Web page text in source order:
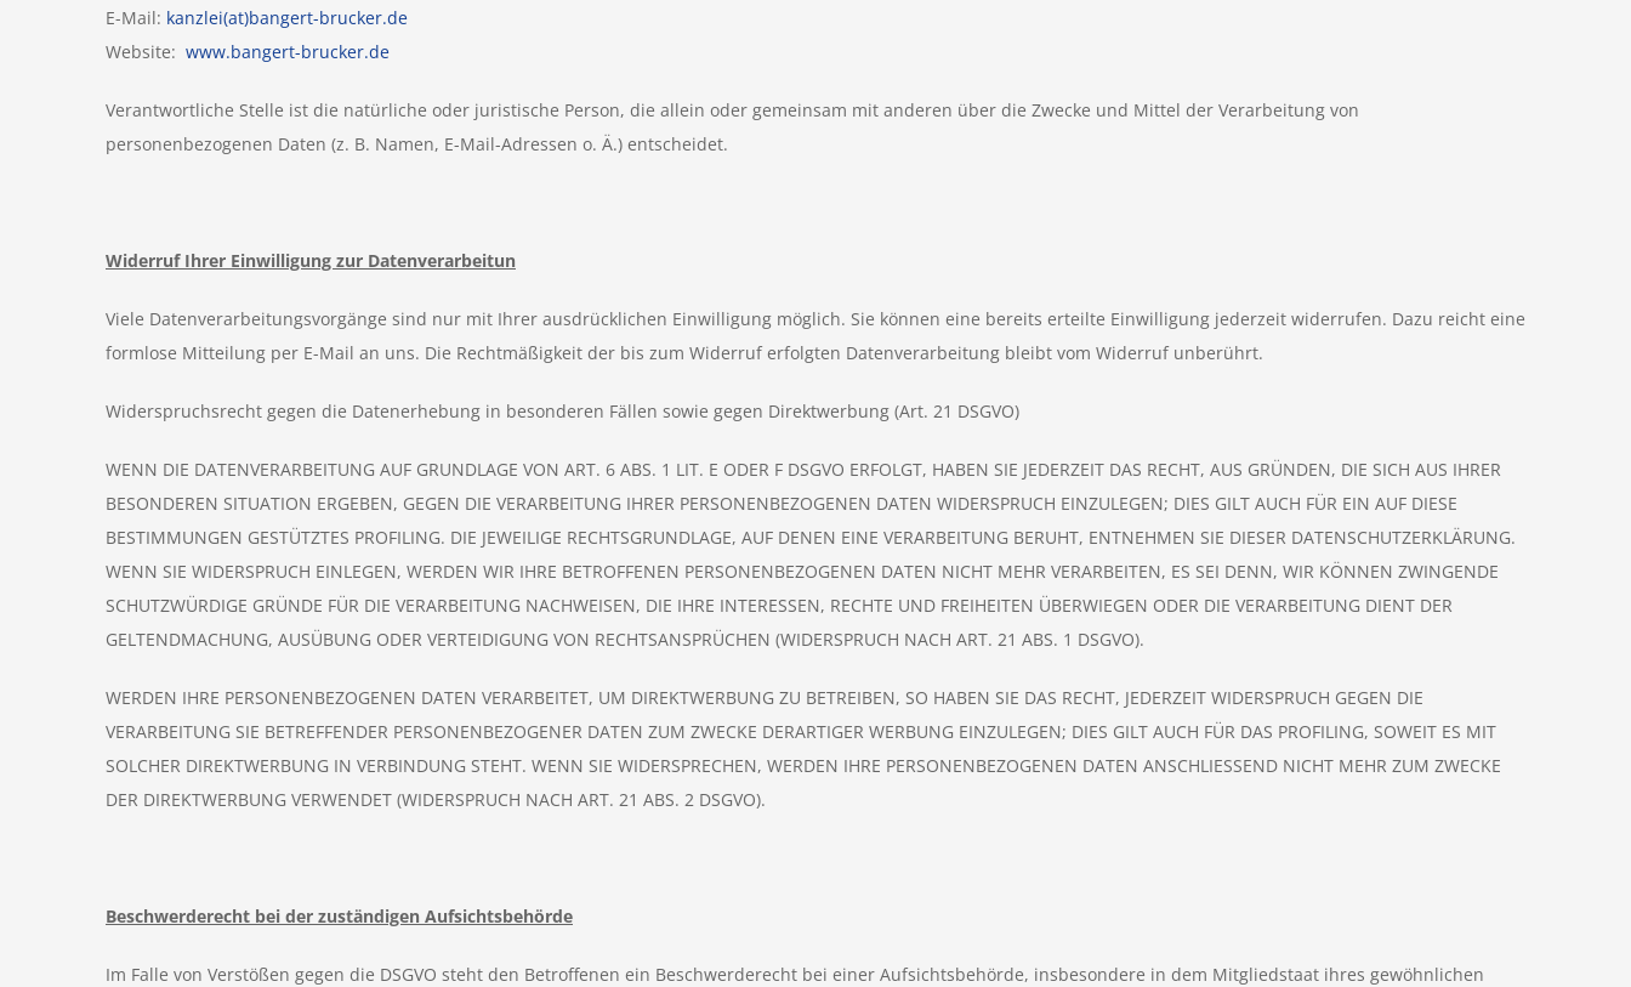
E-Mail: kanzlei(at)bangert-brucker.de
Website: www.bangert-brucker.de
Verantwortliche Stelle ist die natürliche oder juristische Person, die allein oder gemeinsam mit anderen über die Zwecke und Mittel der Verarbeitung von
personenbezogenen Daten (z. B. Namen, E-Mail-Adressen o. Ä.) entscheidet.
Widerruf Ihrer Einwilligung zur Datenverarbeitun
Viele Datenverarbeitungsvorgänge sind nur mit Ihrer ausdrücklichen Einwilligung möglich. Sie können eine bereits erteilte Einwilligung jederzeit widerrufen. Dazu reicht eine
formlose Mitteilung per E-Mail an uns. Die Rechtmäßigkeit der bis zum Widerruf erfolgten Datenverarbeitung bleibt vom Widerruf unberührt.
Widerspruchsrecht gegen die Datenerhebung in besonderen Fällen sowie gegen Direktwerbung (Art. 21 DSGVO)
WENN DIE DATENVERARBEITUNG AUF GRUNDLAGE VON ART. 6 ABS. 1 LIT. E ODER F DSGVO ERFOLGT, HABEN SIE JEDERZEIT DAS RECHT, AUS GRÜNDEN, DIE SICH AUS IHRER
BESONDEREN SITUATION ERGEBEN, GEGEN DIE VERARBEITUNG IHRER PERSONENBEZOGENEN DATEN WIDERSPRUCH EINZULEGEN; DIES GILT AUCH FÜR EIN AUF DIESE
BESTIMMUNGEN GESTÜTZTES PROFILING. DIE JEWEILIGE RECHTSGRUNDLAGE, AUF DENEN EINE VERARBEITUNG BERUHT, ENTNEHMEN SIE DIESER DATENSCHUTZERKLÄRUNG.
WENN SIE WIDERSPRUCH EINLEGEN, WERDEN WIR IHRE BETROFFENEN PERSONENBEZOGENEN DATEN NICHT MEHR VERARBEITEN, ES SEI DENN, WIR KÖNNEN ZWINGENDE
SCHUTZWÜRDIGE GRÜNDE FÜR DIE VERARBEITUNG NACHWEISEN, DIE IHRE INTERESSEN, RECHTE UND FREIHEITEN ÜBERWIEGEN ODER DIE VERARBEITUNG DIENT DER
GELTENDMACHUNG, AUSÜBUNG ODER VERTEIDIGUNG VON RECHTSANSPRÜCHEN (WIDERSPRUCH NACH ART. 21 ABS. 1 DSGVO).
WERDEN IHRE PERSONENBEZOGENEN DATEN VERARBEITET, UM DIREKTWERBUNG ZU BETREIBEN, SO HABEN SIE DAS RECHT, JEDERZEIT WIDERSPRUCH GEGEN DIE
VERARBEITUNG SIE BETREFFENDER PERSONENBEZOGENER DATEN ZUM ZWECKE DERARTIGER WERBUNG EINZULEGEN; DIES GILT AUCH FÜR DAS PROFILING, SOWEIT ES MIT
SOLCHER DIREKTWERBUNG IN VERBINDUNG STEHT. WENN SIE WIDERSPRECHEN, WERDEN IHRE PERSONENBEZOGENEN DATEN ANSCHLIESSEND NICHT MEHR ZUM ZWECKE
DER DIREKTWERBUNG VERWENDET (WIDERSPRUCH NACH ART. 21 ABS. 2 DSGVO).
Beschwerderecht bei der zuständigen Aufsichtsbehörde
Im Falle von Verstößen gegen die DSGVO steht den Betroffenen ein Beschwerderecht bei einer Aufsichtsbehörde, insbesondere in dem Mitgliedstaat ihres gewöhnlichen